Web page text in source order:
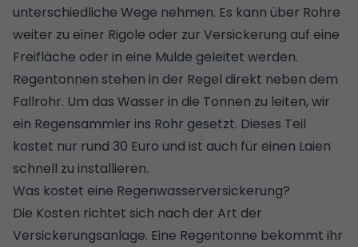
unterschiedliche Wege nehmen. Es kann über Rohre
weiter zu einer Rigole oder zur Versickerung auf eine
Freifläche oder in eine Mulde geleitet werden.
Regentonnen stehen in der Regel direkt neben dem
Fallrohr. Um das Wasser in die Tonnen zu leiten, wir
ein Regensammler ins Rohr gesetzt. Dieses Teil
kostet nur rund 30 Euro und ist auch für einen Laien
schnell zu installieren.
Was kostet eine Regenwasserversickerung?
Die Kosten richtet sich nach der Art der
Versickerungsanlage. Eine Regentonne bekommt ihr